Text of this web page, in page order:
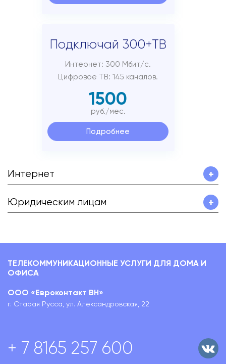
Подключай 300+ТВ
Интернет: 300 Мбит/с.
Цифровое ТВ: 145 каналов.
1500
руб./мес.
Подробнее
Интернет +
Юридическим лицам +
ТЕЛЕКОММУНИКАЦИОННЫЕ УСЛУГИ ДЛЯ ДОМА И
ОФИСА
ООО «Евроконтакт ВН»
г. Старая Русса, ул. Александровская, 22
+ 7 8165 257 600